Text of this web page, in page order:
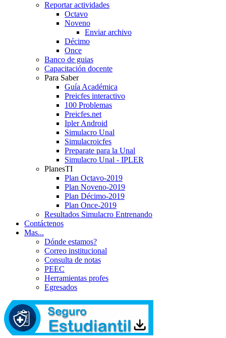
Reportar actividades
Octavo
Noveno
Enviar archivo
Décimo
Once
Banco de guias
Capacitación docente
Para Saber
Guía Académica
Preicfes interactivo
100 Problemas
Preicfes.net
Ipler Android
Simulacro Unal
Simulacroicfes
Preparate para la Unal
Simulacro Unal - IPLER
PlanesTI
Plan Octavo-2019
Plan Noveno-2019
Plan Décimo-2019
Plan Once-2019
Resultados Simulacro Entrenando
Contáctenos
Mas...
Dónde estamos?
Correo institucional
Consulta de notas
PEEC
Herramientas profes
Egresados